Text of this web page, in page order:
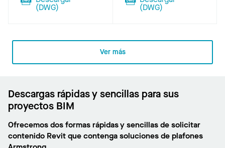
(DWG)
(DWG)
Ver más
Descargas rápidas y sencillas para sus
proyectos BIM
Ofrecemos dos formas rápidas y sencillas de solicitar
contenido Revit que contenga soluciones de plafones